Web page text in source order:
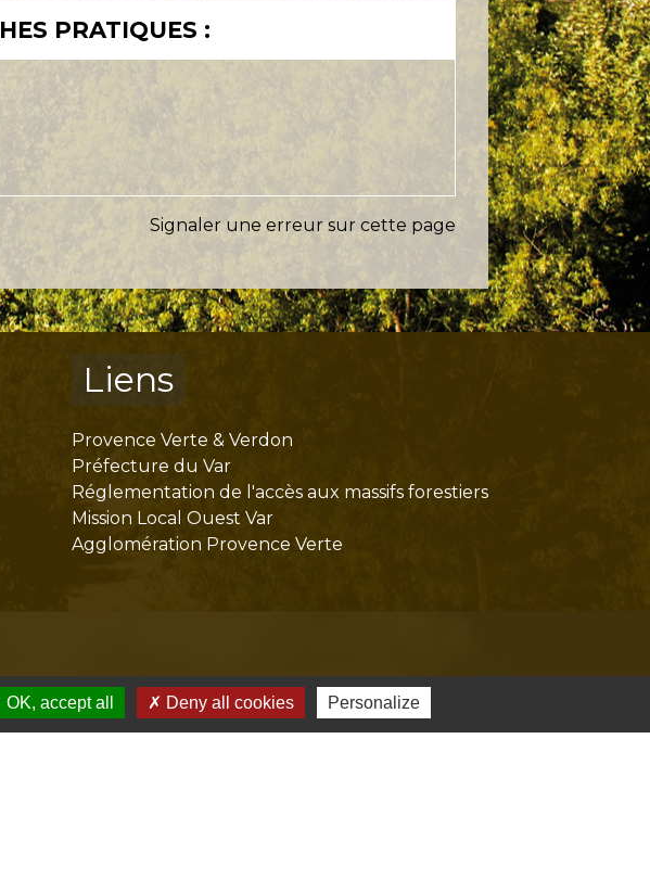
PRATIQUES :
Signaler une erreur sur cette page
Liens
Provence Verte & Verdon
Préfecture du Var
Réglementation de l'accès aux massifs forestiers
Mission Local Ouest Var
Agglomération Provence Verte
OK, accept all Deny all cookies Personalize